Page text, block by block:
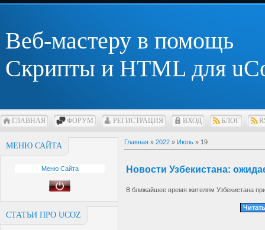
Веб-мастеру в помощь
Скрипты и HTML для
ГЛАВНАЯ ФОРУМ РЕГИСТРАЦИЯ ВХОД БЛОГ
МЕНЮ САЙТА
Меню Сайта
СТАТЬИ ПРО UCOZ
Главная » 2022 » Июль » 19
Новости Узбекистана:
В ближайшее время жителям Узбекистана